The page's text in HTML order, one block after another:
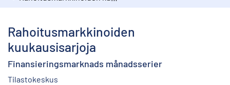
Rahoitusmarkkinoiden
kuukausisarjoja
Finansieringsmarknads månadsserier
Tilastokeskus